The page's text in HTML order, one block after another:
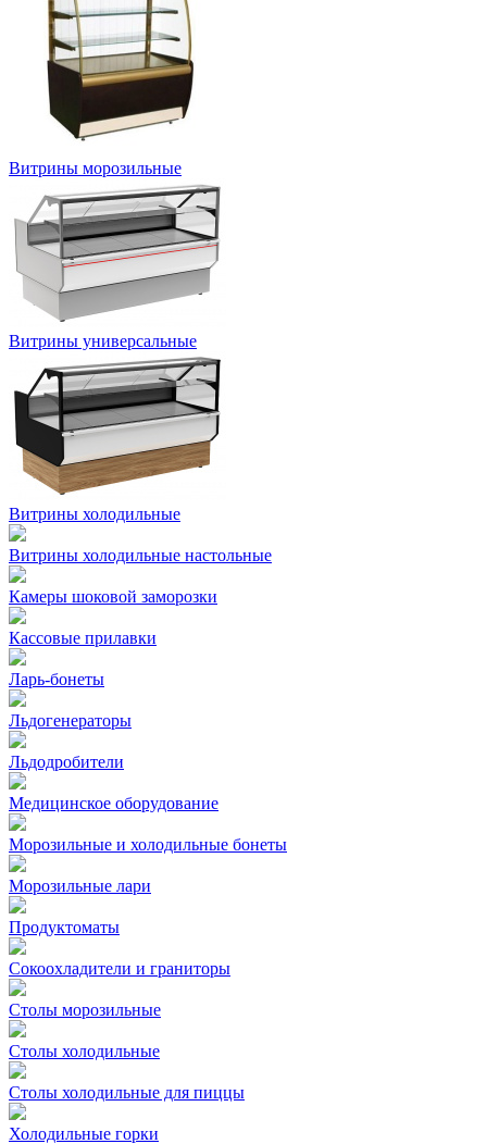
Витрины морозильные
Витрины универсальные
Витрины холодильные
Витрины холодильные настольные
Камеры шоковой заморозки
Кассовые прилавки
Ларь-бонеты
Льдогенераторы
Льдодробители
Медицинское оборудование
Морозильные и холодильные бонеты
Морозильные лари
Продуктоматы
Сокоохладители и граниторы
Столы морозильные
Столы холодильные
Столы холодильные для пиццы
Холодильные горки